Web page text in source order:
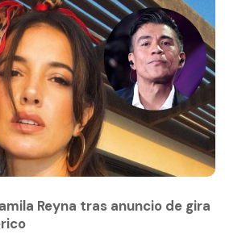
Reyna tras anuncio de gira